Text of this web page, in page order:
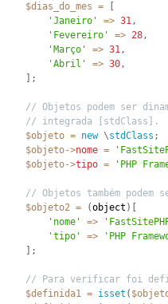
$dias_do_mes =
'Janeiro'
=> 31,
'Fevereiro'
=> 28,
'Março'
=> 31,
'Abril'
=> 30,
;
// Objetos podem ser
// integrada [stdClass].
$objeto = new \stdClass ;
$objeto->nome =
$objeto->tipo = 'PHP
// Objetos também podem
$objeto2 = (object )
'nome'
=>
'tipo'
=> 'PHP
;
// Para verificar foi
$definida1 = isset (